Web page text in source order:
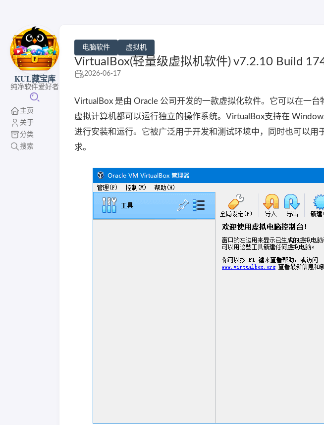
KUL藏宝库
纯净软件爱好者
主页
关于
分类
搜索
电脑软件 虚拟机
VirtualBox(轻量级虚拟机软件) v7.2.10 Build
2026-06-17
VirtualBox 是由 Oracle 公司开发的一款虚拟化软件。它可以在一
虚拟计算机都可以运行独立的操作系统。VirtualBox支持在
进行安装和运行。它被广泛用于开发和测试环境中，同时也可以用
求。